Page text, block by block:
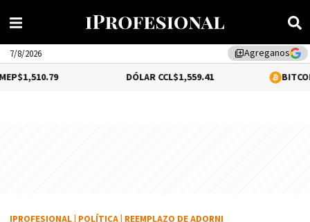
library_addAgreganos
7/8/2026
$1,559.41 0.12%
IPROFESIONAL POLÍTICA REEMPLAZO DE ADORNI